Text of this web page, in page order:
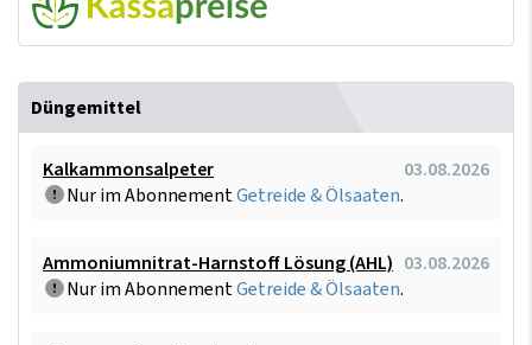
Düngemittel
Kalkammonsalpeter
03.08.2026
Nur im AbonnementGetreide & Ölsaaten.
Ammoniumnitrat-Harnstoff Lösung (AHL) 03.08.2026
Nur im AbonnementGetreide & Ölsaaten.